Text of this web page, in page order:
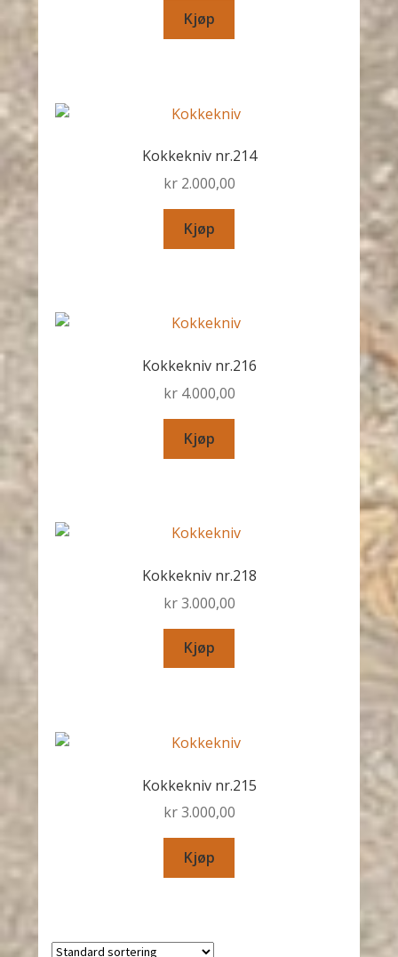
Kjøp
Kokkekniv nr.214
kr2.000,00
Kjøp
Kokkekniv nr.216
kr4.000,00
Kjøp
Kokkekniv nr.218
kr3.000,00
Kjøp
Kokkekniv nr.215
kr3.000,00
Kjøp